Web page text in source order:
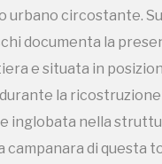
urbano circostante.
documenta la
e situata in
la
inglobata nella
campanara di questa
al fuoco, forse
essere
conservata e
né
e limitata
e di